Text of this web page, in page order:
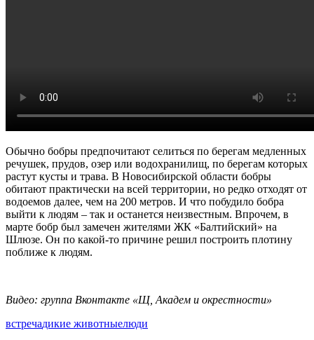
Обычно бобры предпочитают селиться по берегам медленных
речушек, прудов, озер или водохранилищ, по берегам которых
растут кусты и трава. В Новосибирской области бобры
обитают практически на всей территории, но редко отходят от
водоемов далее, чем на 200 метров. И что побудило бобра
выйти к людям – так и останется неизвестным. Впрочем, в
марте бобр был замечен жителями ЖК «Балтийский» на
Шлюзе. Он по какой-то причине решил построить плотину
поближе к людям.
Видео: группа Вконтакте «Щ, Академ и окрестности»
встречадикие животныелюди